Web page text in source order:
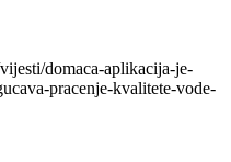
domaca-aplikacija-je-
pracenje-kvalitete-vode-